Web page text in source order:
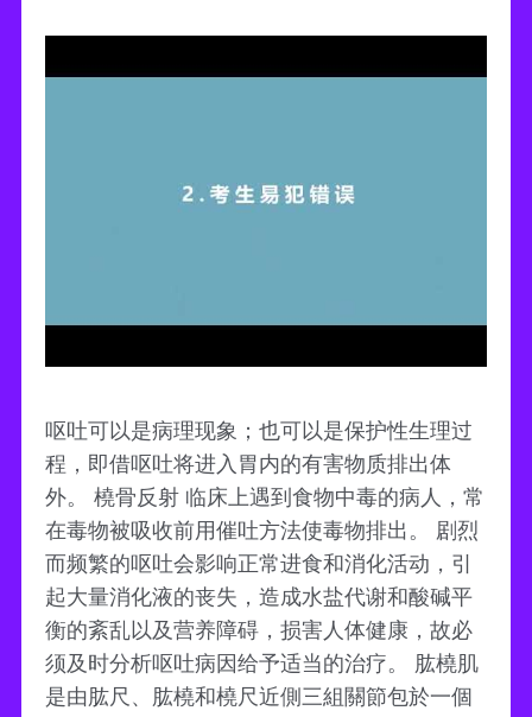
呕吐可以是病理现象；也可以是保护性生理过
程，即借呕吐将进入胃内的有害物质排出体
外。 橈骨反射 临床上遇到食物中毒的病人，常
在毒物被吸收前用催吐方法使毒物排出。 剧烈
而频繁的呕吐会影响正常进食和消化活动，引
起大量消化液的丧失，造成水盐代谢和酸碱平
衡的紊乱以及营养障碍，损害人体健康，故必
须及时分析呕吐病因给予适当的治疗。 肱橈肌
是由肱尺、肱橈和橈尺近側三組關節包於一個